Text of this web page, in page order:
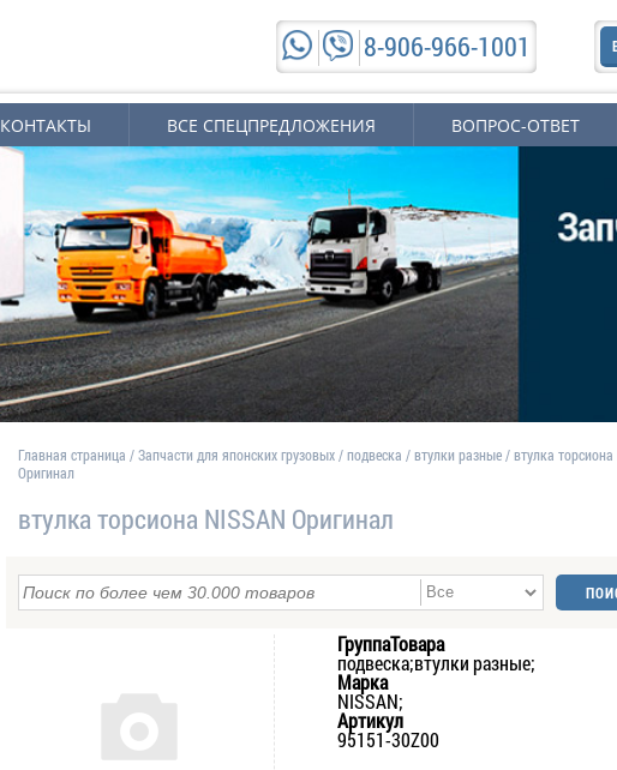
8-906-966-1001
КОНТАКТЫ ВСЕ СПЕЦПРЕДЛОЖЕНИЯ ВОПРОС-ОТВЕТ
Главная страница /Запчасти для японских грузовых/подвеска /втулки разные/втулка торсиона
Оригинал
втулка торсиона NISSAN Оригинал
ГруппаТовара
подвеска;втулки разные;
Марка
NISSAN;
Артикул
95151-30Z00